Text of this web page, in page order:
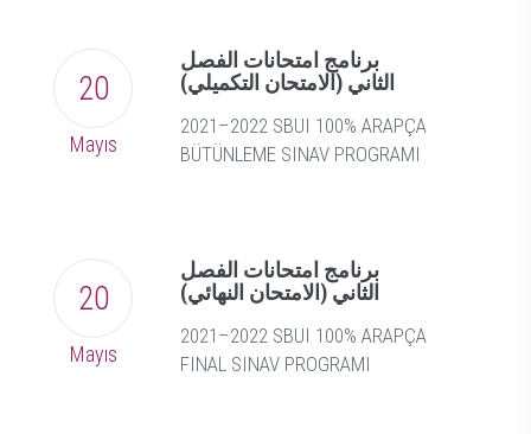
20
Mayıs
برنامج امتحانات الفصل
الثاني (الامتحان التكميلي)
2021–2022 SBUI 100% ARAPÇA
BÜTÜNLEME SINAV PROGRAMI
20
Mayıs
برنامج امتحانات الفصل
الثاني (الامتحان النهائي)
2021–2022 SBUI 100% ARAPÇA
FINAL SINAV PROGRAMI